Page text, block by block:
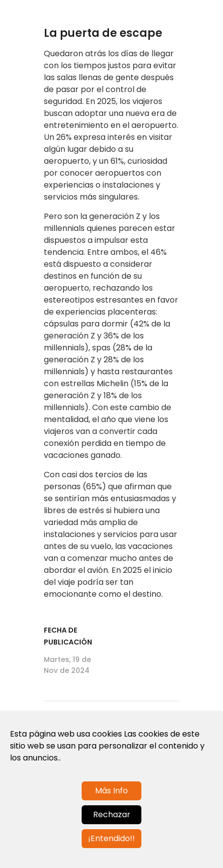
La puerta de escape
Quedaron atrás los días de llegar
con los tiempos justos para evitar
las salas llenas de gente después
de pasar por el control de
seguridad. En 2025, los viajeros
buscan adoptar una nueva era de
entretenimiento en el aeropuerto.
Un 26% expresa interés en visitar
algún lugar debido a su
aeropuerto, y un 61%, curiosidad
por conocer aeropuertos con
experiencias o instalaciones y
servicios más singulares.
Pero son la generación Z y los
millennials quienes parecen estar
dispuestos a impulsar esta
tendencia. Entre ambos, el 46%
está dispuesto a considerar
destinos en función de su
aeropuerto, rechazando los
estereotipos estresantes en favor
de experiencias placenteras:
cápsulas para dormir (42% de la
generación Z y 36% de los
millennials), spas (28% de la
generación Z y 28% de los
millennials) y hasta restaurantes
con estrellas Michelin (15% de la
generación Z y 18% de los
millennials). Con este cambio de
mentalidad, el año que viene los
viajeros van a convertir cada
conexión perdida en tiempo de
vacaciones ganado.
Con casi dos tercios de las
personas (65%) que afirman que
se sentirían más entusiasmadas y
libres de estrés si hubiera una
variedad más amplia de
instalaciones y servicios para usar
antes de su vuelo, las vacaciones
van a comenzar mucho antes de
abordar el avión. En 2025 el inicio
del viaje podría ser tan
emocionante como el destino.
FECHA DE
PUBLICACIÓN
Martes, 19 de
Nov de 2024
Esta página web usa cookies Las cookies de este
sitio web se usan para personalizar el contenido y
los anuncios..
Más Info
Rechazar
¡Entendido!!